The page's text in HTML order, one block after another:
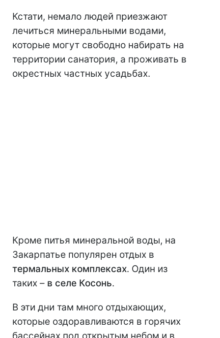
Кстати, немало людей приезжают
лечиться минеральными водами,
которые могут свободно набирать на
территории санатория, а проживать в
окрестных частных усадьбах.
Кроме питья минеральной воды, на
Закарпатье популярен отдых в
термальных комплексах. Один из
таких – в селе Косонь.
В эти дни там много отдыхающих,
которые оздоравливаются в горячих